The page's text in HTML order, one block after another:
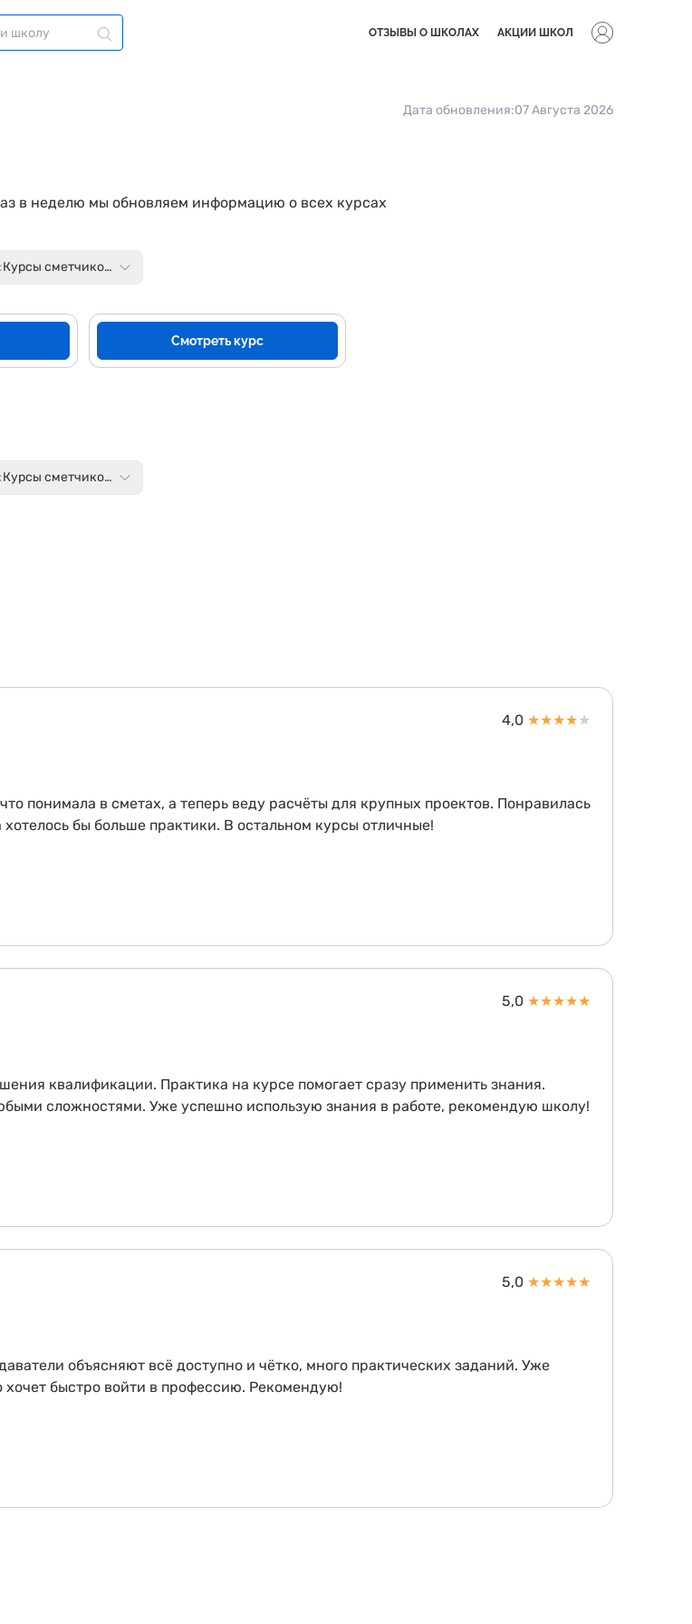
ОТЗЫВЫ О ШКОЛАХ АКЦИИ ШКОЛ
Дата обновления:07 Августа 2026
в неделю мы обновляем информацию о всех курсах
Курсы сметчиков.рф
Смотреть курс
Курсы сметчиков.рф
4,0 ★★★★★
понимала в сметах, а теперь веду расчёты для крупных проектов. Понравилась
бы больше практики. В остальном курсы отличные!
5,0 ★★★★★
квалификации. Практика на курсе помогает сразу применить знания.
сложностями. Уже успешно использую знания в работе, рекомендую школу!
5,0 ★★★★★
объясняют всё доступно и чётко, много практических заданий. Уже
хочет быстро войти в профессию. Рекомендую!